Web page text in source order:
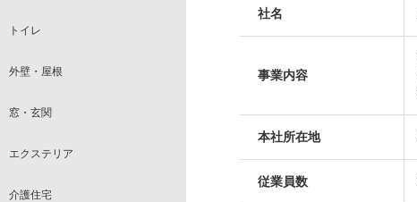
社名
事業内容
本社所在地
従業員数
トイレ
外壁・屋根
窓・玄関
エクステリア
介護住宅